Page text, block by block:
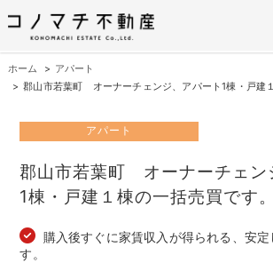
株式会社コノマチ不
空き家を開き家へ。不動産・空き家の売却、ご相談は
ホーム
アパート
郡山市若葉町 オーナーチェンジ、アパート1棟・戸建
アパート
郡山市若葉町 オーナーチェン
1棟・戸建１棟の一括売買です。
購入後すぐに家賃収入が得られる、安
す。